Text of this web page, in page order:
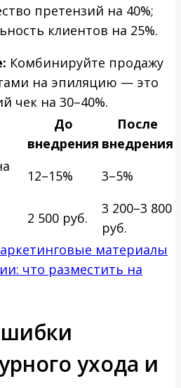
претензий на 40%;
клиентов на 25%.
Комбинируйте продажу
на эпиляцию — это
чек на 30–40%.
До
внедрения
После
внедрения
12–15%
3–5%
2 500 руб.
3 200–3 800
руб.
материалы
что разместить на
ухода и